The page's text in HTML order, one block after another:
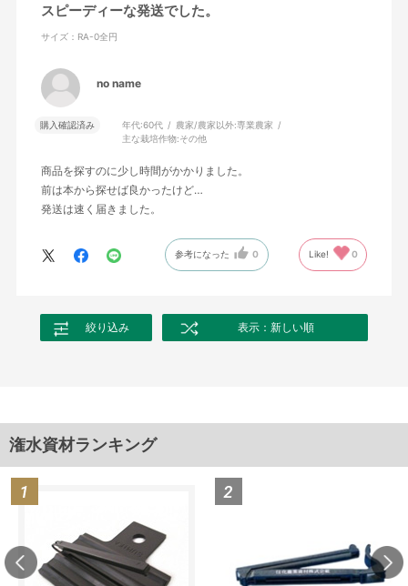
スピーディーな発送でした。
サイズ：RA-0全円
no name
購入確認済み 年代:60代 農家/農家以外:専業農家
主な栽培作物:その他
商品を探すのに少し時間がかかりました。
前は本から探せば良かったけど…
発送は速く届きました。
参考になった 0 Like! 0
絞り込み 表示：新しい順
潅水資材ランキング